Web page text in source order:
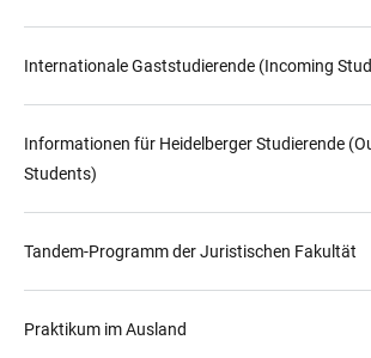
Internationale Gaststudierende (Incoming
Informationen für Heidelberger Studierende
Students)
Tandem-Programm der Juristischen Fakultät
Praktikum im Ausland